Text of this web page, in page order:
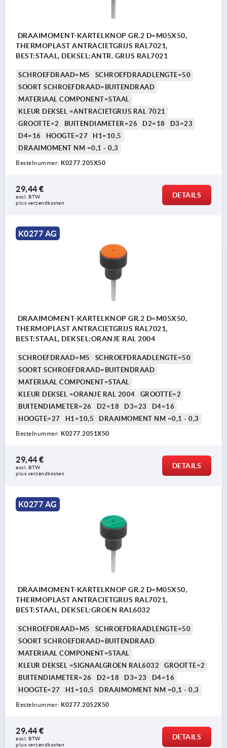
DRAAIMOMENT-KARTELKNOP GR.2 D=M05X50,
THERMOPLAST ANTRACIETGRIJS RAL7021,
BEST:STAAL, DEKSEL:ANTR. GRIJS RAL7021
SCHROEFDRAAD=M5
SCHROEFDRAADLENGTE=50
SOORT SCHROEFDRAAD=BUITENDRAAD
MATERIAAL COMPONENT=STAAL
KLEUR DEKSEL =ANTRACIETGRIJS RAL 7021
GROOTTE=2
BUITENDIAMETER=26 D2=18
D3=23
D4=16
HOOGTE=27
H1=10,5
DRAAIMOMENT NM =0,1 - 0,3
Bestelnummer: K0277.205X50
29,44 €
excl. BTW
plus verzendkosten
DETAILS
K0277 AG
DRAAIMOMENT-KARTELKNOP GR.2 D=M05X50,
THERMOPLAST ANTRACIETGRIJS RAL7021,
BEST:STAAL, DEKSEL:ORANJE RAL 2004
SCHROEFDRAAD=M5
SCHROEFDRAADLENGTE=50
SOORT SCHROEFDRAAD=BUITENDRAAD
MATERIAAL COMPONENT=STAAL
KLEUR DEKSEL =ORANJE RAL 2004
GROOTTE=2
BUITENDIAMETER=26
D2=18 D3=23
D4=16
HOOGTE=27
H1=10,5 DRAAIMOMENT NM =0,1 - 0,3
Bestelnummer: K0277.2051X50
29,44 €
excl. BTW
plus verzendkosten
DETAILS
K0277 AG
DRAAIMOMENT-KARTELKNOP GR.2 D=M05X50,
THERMOPLAST ANTRACIETGRIJS RAL7021,
BEST:STAAL, DEKSEL:GROEN RAL6032
SCHROEFDRAAD=M5
SCHROEFDRAADLENGTE=50
SOORT SCHROEFDRAAD=BUITENDRAAD
MATERIAAL COMPONENT=STAAL
KLEUR DEKSEL =SIGNAALGROEN RAL6032
GROOTTE=2
BUITENDIAMETER=26
D2=18 D3=23
D4=16
HOOGTE=27
H1=10,5 DRAAIMOMENT NM =0,1 - 0,3
Bestelnummer: K0277.2052X50
29,44 €
excl. BTW
plus verzendkosten
DETAILS